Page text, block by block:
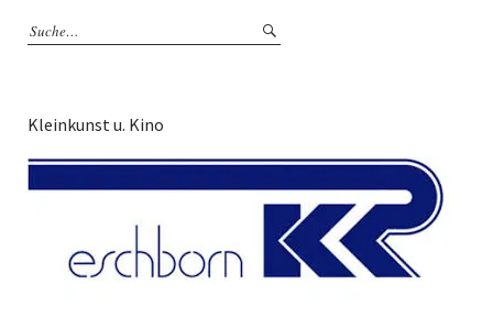
Kleinkunst u. Kino